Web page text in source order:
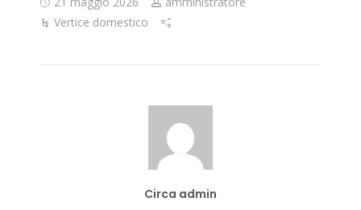
Vertice domestico
Circa admin